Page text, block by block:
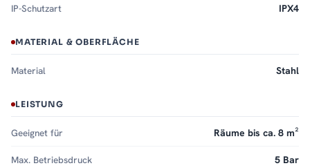
IP-Schutzart IPX4
MATERIAL & OBERFLÄCHE
Material Stahl
LEISTUNG
Geeignet für Räume bis ca. 8 m²
Max. Betriebsdruck 5 Bar